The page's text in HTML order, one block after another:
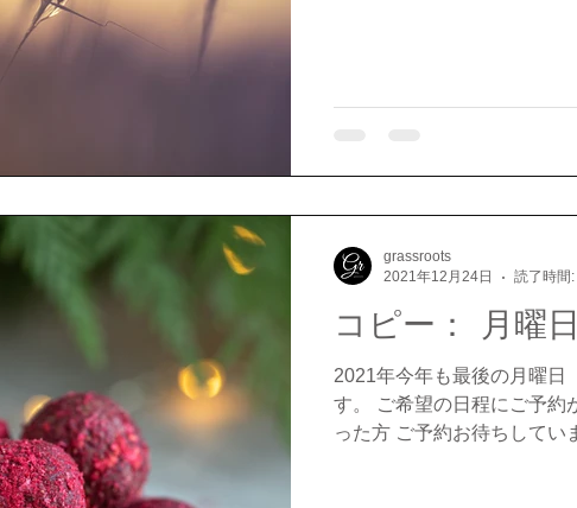
コピー： 月曜
2021年今年も最後の月曜
す。 ご希望の日程にご予約
った方 ご予約お待ちしてい
grassroots
2021年12月24日
読了時間